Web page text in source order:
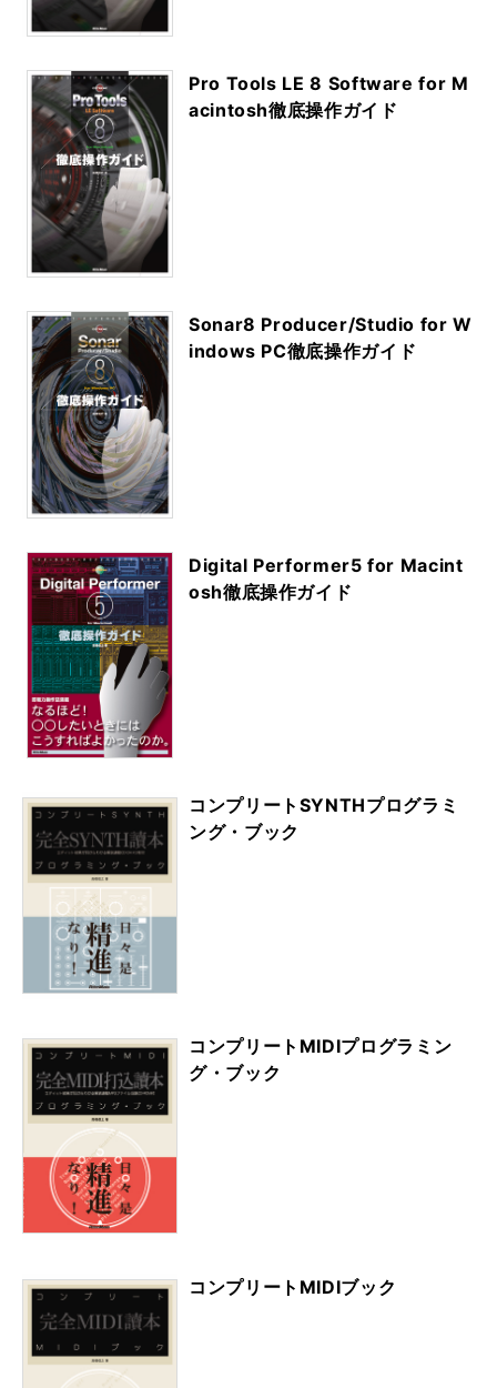
Pro Tools LE 8 Software for M
acintosh徹底操作ガイド
Sonar8 Producer/Studio for W
indows PC徹底操作ガイド
Digital Performer5 for Macint
osh徹底操作ガイド
コンプリートSYNTHプログラミ
ング・ブック
コンプリートMIDIプログラミン
グ・ブック
コンプリートMIDIブック